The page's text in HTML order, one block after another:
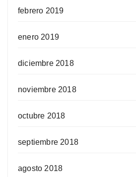
febrero 2019
enero 2019
diciembre 2018
noviembre 2018
octubre 2018
septiembre 2018
agosto 2018